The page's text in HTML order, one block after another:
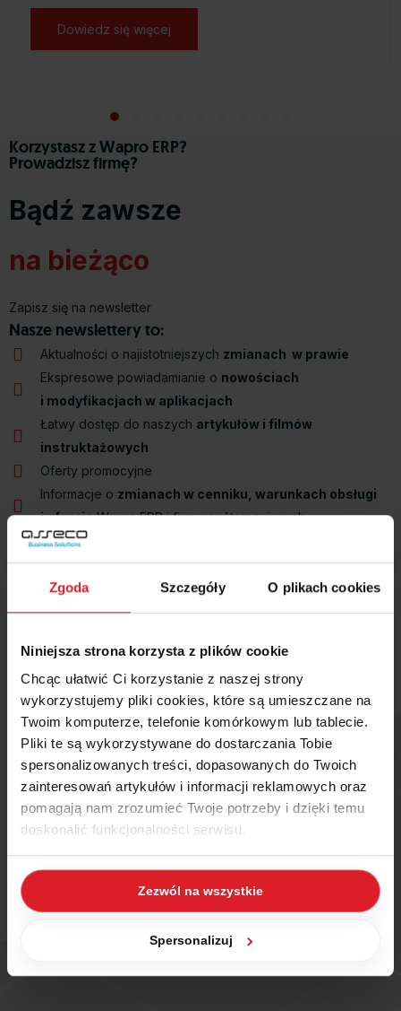
Zgoda Szczegóły O plikach cookies
Niniejsza strona korzysta z plików cookie
Chcąc ułatwić Ci korzystanie z naszej strony
wykorzystujemy pliki cookies, które są umieszczane na
Twoim komputerze, telefonie komórkowym lub tablecie.
Pliki te są wykorzystywane do dostarczania Tobie
spersonalizowanych treści, dopasowanych do Twoich
zainteresowań artykułów i informacji reklamowych oraz
pomagają nam zrozumieć Twoje potrzeby i dzięki temu
doskonalić funkcjonalności serwisu.
Część z plików jest niezbędna do prawidłowego działania
serwisu i jego funkcjonalności. Jeżeli nie wyrażasz
zgody na zapisywanie plików cookies, możesz łatwo
zarządzać swoimi uprawnieniami, np. we własnej
Zarządzaj cookies. Szczegółowe informacje na ten temat
Zezwól na wszystkie
Spersonalizuj
Certyfikaty”
Dowiedz się więcej
Korzystasz z Wapro ERP?
Prowadzisz firmę?
Bądź zawsze
na bieżąco
Zapisz się na newsletter
Nasze newslettery to:
Aktualności o najistotniejszych zmianach w prawie
Ekspresowe powiadamianie o nowościach
i modyfikacjach w aplikacjach
Łatwy dostęp do naszych artykułów i filmów
instruktażowych
Oferty promocyjne
Informacje o zmianach w cenniku, warunkach obsługi
i ofercieWapro ERP i firm współpracujących
Zaproszenia na